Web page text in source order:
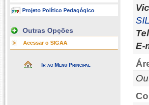
Projeto Político Pedagógico
Outras Opções
Acessar o SIGAA
Ir ao Menu Principal
E-